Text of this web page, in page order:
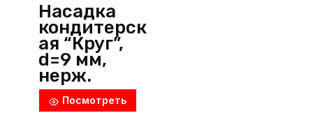
Насадка
кондитерск
ая “Круг”,
d=9 мм,
нерж.
сталь,
металлик,
Посмотреть